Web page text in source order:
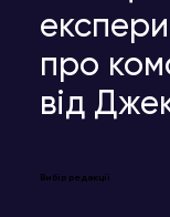
про
від
Вибір редакції